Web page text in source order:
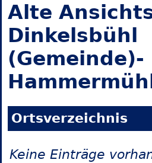
Alte
Dinkelsbühl
(Gemeinde)-
Ortsverzeichnis
Keine Einträge